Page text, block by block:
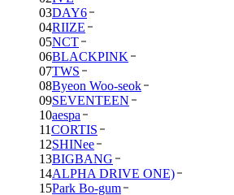
03DAY6
04RIIZE
05NCT
06BLACKPINK
07TWS
08Byeon Woo-seok
09SEVENTEEN
10aespa
11CORTIS
12SHINee
13BIGBANG
14ALPHA DRIVE ONE)
15Park Bo-gum